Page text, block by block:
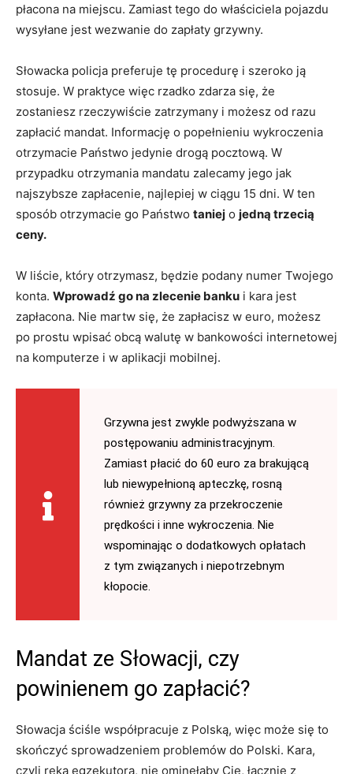
płacona na miejscu. Zamiast tego do właściciela pojazdu
wysyłane jest wezwanie do zapłaty grzywny.
Słowacka policja preferuje tę procedurę i szeroko ją
stosuje. W praktyce więc rzadko zdarza się, że
zostaniesz rzeczywiście zatrzymany i możesz od razu
zapłacić mandat. Informację o popełnieniu wykroczenia
otrzymacie Państwo jedynie drogą pocztową. W
przypadku otrzymania mandatu zalecamy jego jak
najszybsze zapłacenie, najlepiej w ciągu 15 dni. W ten
sposób otrzymacie go Państwo taniej o jedną trzecią
ceny.
W liście, który otrzymasz, będzie podany numer Twojego
konta. Wprowadź go na zlecenie banku i kara jest
zapłacona. Nie martw się, że zapłacisz w euro, możesz
po prostu wpisać obcą walutę w bankowości internetowej
na komputerze i w aplikacji mobilnej.
Grzywna jest zwykle podwyższana w
postępowaniu administracyjnym.
Zamiast płacić do 60 euro za brakującą
lub niewypełnioną apteczkę, rosną
również grzywny za przekroczenie
prędkości i inne wykroczenia. Nie
wspominając o dodatkowych opłatach
z tym związanych i niepotrzebnym
kłopocie.
Mandat ze Słowacji, czy
powinienem go zapłacić?
Słowacja ściśle współpracuje z Polską, więc może się to
skończyć sprowadzeniem problemów do Polski. Kara,
czyli ręka egzekutora, nie ominęłaby Cię, łącznie z